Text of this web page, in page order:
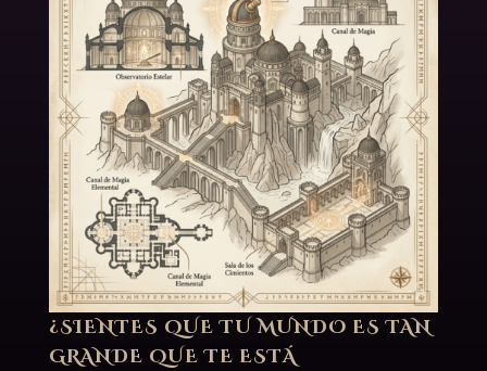
¿SIENTES QUE TU MUNDO ES TAN
GRANDE QUE TE ESTÁ